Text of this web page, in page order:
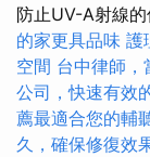
防止UV-A射線
的家更具品味 護
空間 台中律師，
公司，快速有效
薦最適合您的輔
久，確保修復效